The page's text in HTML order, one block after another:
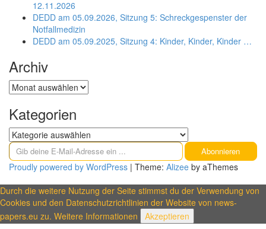
12.11.2026
DEDD am 05.09.2026, Sitzung 5: Schreckgespenster der
Notfallmedizin
DEDD am 05.09.2025, Sitzung 4: Kinder, Kinder, Kinder …
Archiv
Archiv
Kategorien
Kategorien
Gib deine E-Mail-Adresse ein ...
Abonnieren
Proudly powered by WordPress | Theme: Alizee by aThemes
Durch die weitere Nutzung der Seite stimmst du der Verwendung von
Cookies und den Datenschutzrichtlinien der Website von news-
papers.eu zu. Weitere Informationen
Akzeptieren